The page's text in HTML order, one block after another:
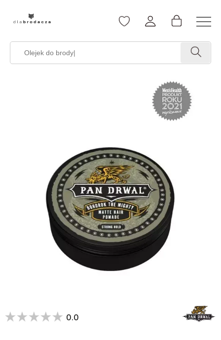
0.0